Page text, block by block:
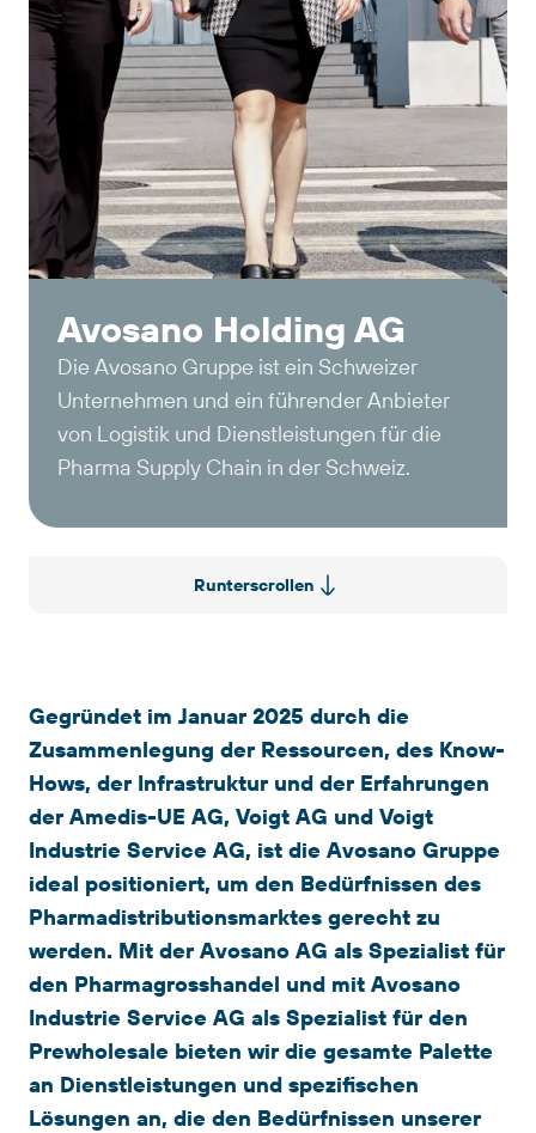
Avosano Holding AG
Die Avosano Gruppe ist ein Schweizer
Unternehmen und ein führender Anbieter
von Logistik und Dienstleistungen für die
Pharma Supply Chain in der Schweiz.
Runterscrollen
Gegründet im Januar 2025 durch die
Zusammenlegung der Ressourcen, des Know-
Hows, der Infrastruktur und der Erfahrungen
der Amedis-UE AG, Voigt AG und Voigt
Industrie Service AG, ist die Avosano Gruppe
ideal positioniert, um den Bedürfnissen des
Pharmadistributionsmarktes gerecht zu
werden. Mit der Avosano AG als Spezialist für
den Pharmagrosshandel und mit Avosano
Industrie Service AG als Spezialist für den
Prewholesale bieten wir die gesamte Palette
an Dienstleistungen und spezifischen
Lösungen an, die den Bedürfnissen unserer